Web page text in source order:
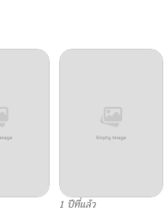
1 ปีที่แล้ว